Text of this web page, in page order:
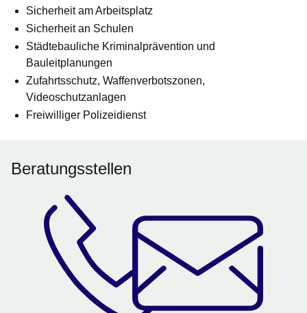
Sicherheit am Arbeitsplatz
Sicherheit an Schulen
Städtebauliche Kriminalprävention und
Bauleitplanungen
Zufahrtsschutz, Waffenverbotszonen,
Videoschutzanlagen
Freiwilliger Polizeidienst
Beratungsstellen